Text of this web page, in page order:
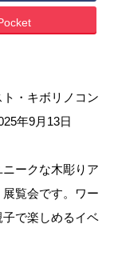
・キボリノコン
年9月13日
ークな木彫りア
覧会です。ワー
で楽しめるイベ